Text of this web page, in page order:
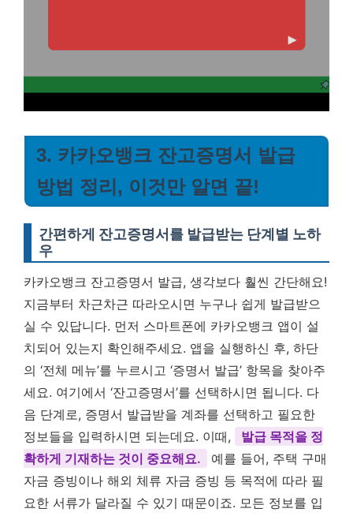
3. 카카오뱅크 잔고증명서 발급
방법 정리, 이것만 알면 끝!
간편하게 잔고증명서를 발급받는 단계별 노하
우
카카오뱅크 잔고증명서 발급, 생각보다 훨씬 간단해요!
지금부터 차근차근 따라오시면 누구나 쉽게 발급받으
실 수 있답니다. 먼저 스마트폰에 카카오뱅크 앱이 설
치되어 있는지 확인해주세요. 앱을 실행하신 후, 하단
의 ‘전체 메뉴’를 누르시고 ‘증명서 발급’ 항목을 찾아주
세요. 여기에서 ‘잔고증명서’를 선택하시면 됩니다. 다
음 단계로, 증명서 발급받을 계좌를 선택하고 필요한
정보들을 입력하시면 되는데요. 이때,
발급 목적을 정
확하게 기재하는 것이 중요해요.
예를 들어, 주택 구매
자금 증빙이나 해외 체류 자금 증빙 등 목적에 따라 필
요한 서류가 달라질 수 있기 때문이죠. 모든 정보를 입